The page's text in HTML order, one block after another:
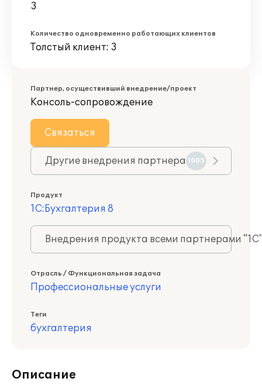
3
Количество одновременно работающих клиентов
Толстый клиент: 3
Партнер, осуществивший внедрение/проект
Консоль-сопровождение
Связаться
Другие внедрения партнера 1005
Продукт
1С:Бухгалтерия 8
Внедрения продукта всеми партнерами
Отрасль / Функциональная задача
Профессиональные услуги
Теги
бухгалтерия
Описание